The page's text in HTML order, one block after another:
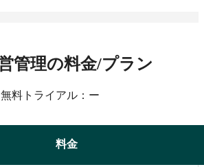
管理の料金/プラン
無料トライアル：ー
料金